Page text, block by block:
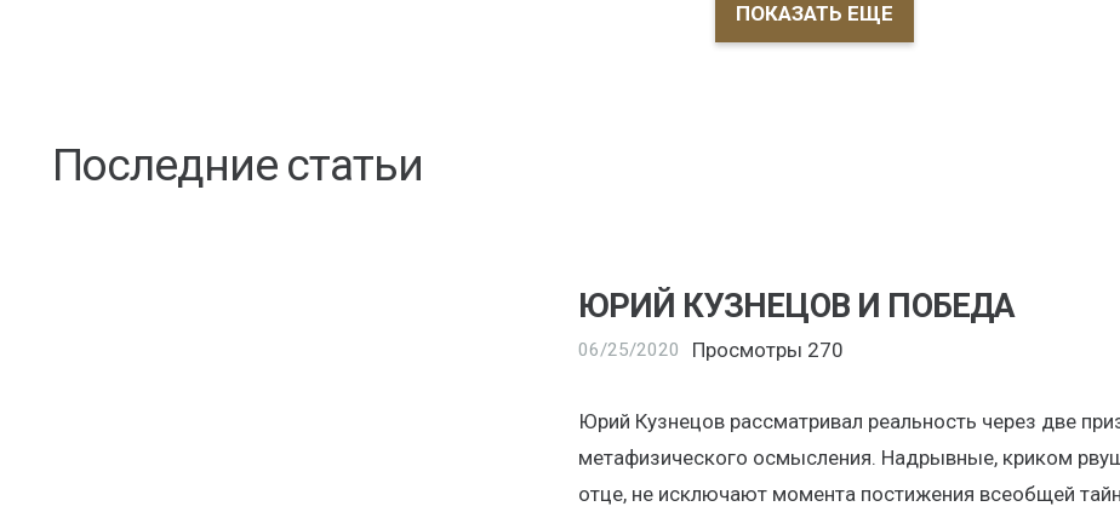
ПОКАЗАТЬ ЕЩЕ
Последние статьи
ЮРИЙ КУЗНЕЦОВ И ПОБЕДА
06/25/2020 Просмотры 270
Юрий Кузнецов рассматривал реальность через две
метафизического осмысления. Надрывные, криком
отце, не исключают момента постижения всеобщей